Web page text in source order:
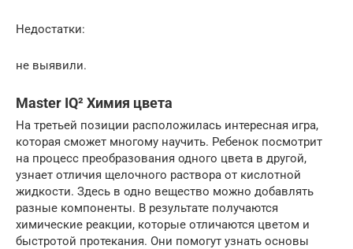
Недостатки:
не выявили.
Master IQ² Химия цвета
На третьей позиции расположилась интересная игра,
которая сможет многому научить. Ребенок посмотрит
на процесс преобразования одного цвета в другой,
узнает отличия щелочного раствора от кислотной
жидкости. Здесь в одно вещество можно добавлять
разные компоненты. В результате получаются
химические реакции, которые отличаются цветом и
быстротой протекания. Они помогут узнать основы